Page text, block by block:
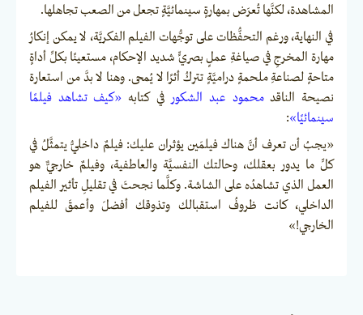
المشاهدة، لكنَّها تُعرَض بمهارةٍ سينمائيَّةٍ تجعل من الصعب تجاهلها.
في النهاية، ورغم التحفُّظات على توجُّهات الفيلم الفكريَّة، لا يمكن إنكارُ
مهارة المخرجِ في صياغةِ عملٍ بصريٍّ شديد الإحكام، مستعينًا بكلِّ أداةٍ
متاحةٍ لصناعةِ ملحمةٍ دراميَّةٍ تتركُ أثرًا لا يُمحى. وهنا لا بدَّ من استعارة
نصيحة الناقدمحمود عبد الشكور في كتابه «كيف تشاهد فيلمًا
سينمائيًا»:
«يجبُ أن تعرف أنَّ هناك فيلمَين يؤثران عليك: فيلمٌ داخليُّ يتمثَّلُ في
كلِّ ما يدور بعقلك، وحالتك النفسيَّة والعاطفية، وفيلمٌ خارجيٌّ هو
العمل الذي تشاهدُه على الشاشة. وكلَّما نجحتَ في تقليلِ تأثير الفيلم
الداخلي، كانت ظروفُ استقبالك وتذوقك أفضلَ وأعمقَ للفيلم
الخارجي!»